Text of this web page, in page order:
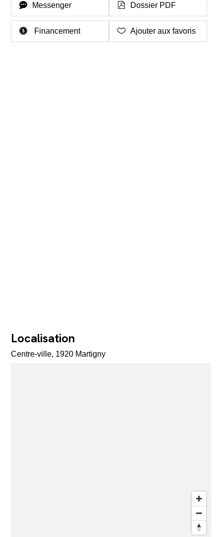
Messenger Dossier PDF
Financement Ajouter aux favoris
Localisation
Centre-ville, 1920 Martigny